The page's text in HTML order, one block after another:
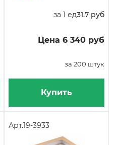
за 1 ед31.7 руб
Цена 6 340 руб
за 200 штук
Купить
Арт.19-3933